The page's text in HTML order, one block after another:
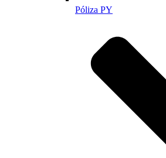
Póliza PY